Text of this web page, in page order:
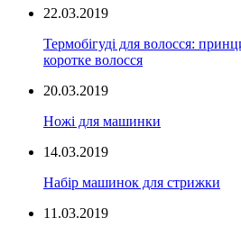
22.03.2019
Термобігуді для волосся:
коротке волосся
20.03.2019
Ножі для машинки
14.03.2019
Набір машинок для стрижки
11.03.2019